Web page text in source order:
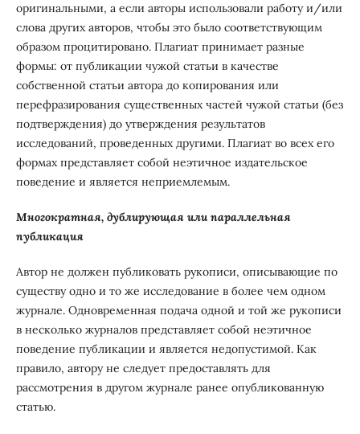
оригинальными, а если авторы использовали работу и/или
слова других авторов, чтобы это было соответствующим
образом процитировано. Плагиат принимает разные
формы: от публикации чужой статьи в качестве
собственной статьи автора до копирования или
перефразирования существенных частей чужой статьи (без
подтверждения) до утверждения результатов
исследований, проведенных другими. Плагиат во всех его
формах представляет собой неэтичное издательское
поведение и является неприемлемым.
Многократная, дублирующая или параллельная
публикация
Автор не должен публиковать рукописи, описывающие по
существу одно и то же исследование в более чем одном
журнале. Одновременная подача одной и той же рукописи
в несколько журналов представляет собой неэтичное
поведение публикации и является недопустимой. Как
правило, автору не следует предоставлять для
рассмотрения в другом журнале ранее опубликованную
статью.